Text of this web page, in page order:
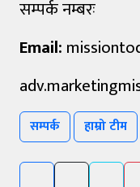
सम्पर्क नम्बरः
Email:
सम्पर्क हाम्रो टीम